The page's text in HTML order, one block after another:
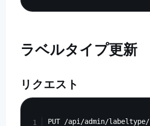
ラベルタイプ更新
リクエスト
PUT /api/admin/